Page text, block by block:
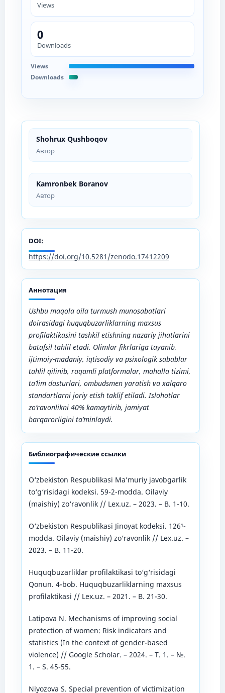
Shohrux Qushboqov
Автор
Kamronbek Boranov
Автор
DOI:
https://doi.org/10.5281/zenodo.17412209
Аннотация
Ushbu maqola oila turmush munosabatlari
doirasidagi huquqbuzarliklarning maxsus
profilaktikasini tashkil etishning nazariy jihatlarini
batafsil tahlil etadi. Olimlar fikrlariga tayanib,
ijtimoiy-madaniy, iqtisodiy va psixologik sabablar
tahlil qilinib, raqamli platformalar, mahalla tizimi,
ta’lim dasturlari, ombudsmen yaratish va xalqaro
standartlarni joriy etish taklif etiladi. Islohotlar
zo‘ravonlikni 40% kamaytirib, jamiyat
barqarorligini ta’minlaydi.
Библиографические ссылки
O‘zbekiston Respublikasi Ma’muriy javobgarlik
to‘g‘risidagi kodeksi. 59-2-modda. Oilaviy
(maishiy) zo‘ravonlik // Lex.uz. – 2023. – B. 1-10.
O‘zbekiston Respublikasi Jinoyat kodeksi. 126¹-
modda. Oilaviy (maishiy) zo‘ravonlik // Lex.uz. –
2023. – B. 11-20.
Huquqbuzarliklar profilaktikasi to‘g‘risidagi
Qonun. 4-bob. Huquqbuzarliklarning maxsus
profilaktikasi // Lex.uz. – 2021. – B. 21-30.
Latipova N. Mechanisms of improving social
protection of women: Risk indicators and
statistics (In the context of gender-based
violence) // Google Scholar. – 2024. – T. 1. – №.
1. – S. 45-55.
Niyozova S. Special prevention of victimization
Views
0
Downloads
Views
Downloads